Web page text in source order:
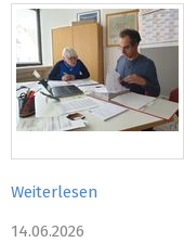
Weiterlesen
14.06.2026